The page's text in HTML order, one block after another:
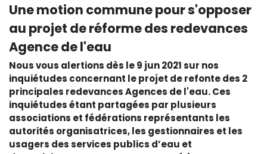
Une motion commune pour s'opposer
au projet de réforme des redevances
Agence de l'eau
Nous vous alertions dès le 9 jun 2021 sur nos
inquiétudes concernant le projet de refonte des 2
principales redevances Agences de l'eau. Ces
inquiétudes étant partagées par plusieurs
associations et fédérations représentants les
autorités organisatrices, les gestionnaires et les
usagers des services publics d’eau et